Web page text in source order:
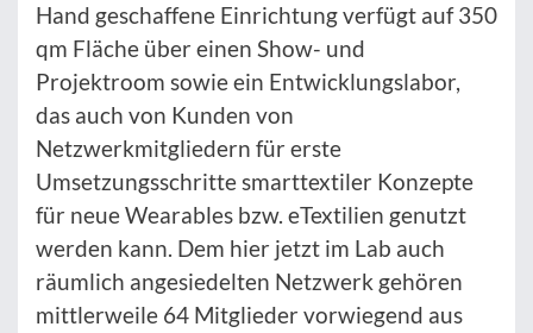
Hand geschaffene Einrichtung verfügt auf 350
qm Fläche über einen Show- und
Projektroom sowie ein Entwicklungslabor,
das auch von Kunden von
Netzwerkmitgliedern für erste
Umsetzungsschritte smarttextiler Konzepte
für neue Wearables bzw. eTextilien genutzt
werden kann. Dem hier jetzt im Lab auch
räumlich angesiedelten Netzwerk gehören
mittlerweile 64 Mitglieder vorwiegend aus